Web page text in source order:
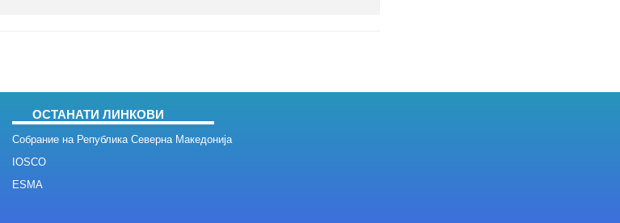
ОСТАНАТИ ЛИНКОВИ
Собрание на Република Северна Македонија
IOSCO
ESMA